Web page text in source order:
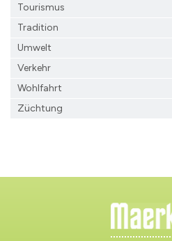
Tourismus
Tradition
Umwelt
Verkehr
Wohlfahrt
Züchtung